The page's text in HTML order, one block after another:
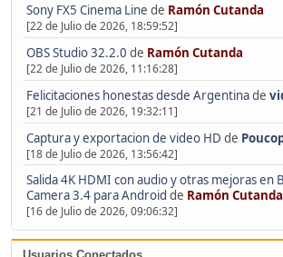
Sony FX5 Cinema Line de Ramón Cutanda
[22 de Julio de 2026, 18:59:52]
OBS Studio 32.2.0 de Ramón Cutanda
[22 de Julio de 2026, 11:16:28]
Felicitaciones honestas desde Argentinade
[21 de Julio de 2026, 19:32:11]
Captura y exportacion de video HD de
[18 de Julio de 2026, 13:56:42]
Salida 4K HDMI con audio y otras mejoras en
Camera 3.4 para Android de Ramón Cutanda
[16 de Julio de 2026, 09:06:32]